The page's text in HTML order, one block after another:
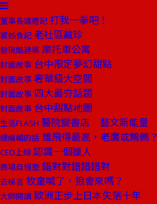
董事長嬉遊記 打我一拳吧！
饕姊食記 老社區藏珍
發現酷建築 摩托車公寓
封面故事 台中限定夢幻甜點
封面故事 奢華級大空間
封面故事 四大最夯話題
封面故事 台中甜點地圖
生活FLASH 醫院變書店 藝文新能量
總編輯的話 誰飛得最高，老鷹或鷦鷯？
CEO上線 認識一個獵人
商場自慢塾 錯對對錯錯錯對
去梯言 牧童喊了，狼會來嗎？
大師開講 歐洲正步上日本失落十年